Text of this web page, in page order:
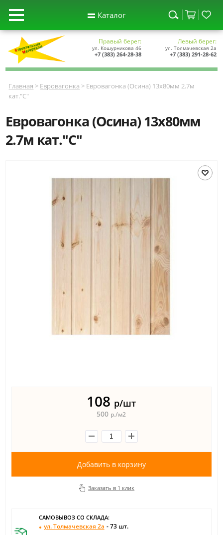
Правый берег:
ул. Кошурникова 46
+7 (383) 264-28-38
Левый берег:
ул. Толмачевская 2а
+7 (383) 291-28-62
Главная > Евровагонка > Евровагонка (Осина) 13х80мм 2.7м
кат."С"
Евровагонка (Осина) 13х80мм
2.7м кат."С"
108 р/шт
500 р./м2
Добавить в корзину
Заказать в 1 клик
САМОВЫВОЗ СО СКЛАДА:
ул. Толмачевская 2а - 73 шт.
Каталог